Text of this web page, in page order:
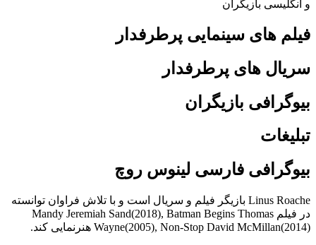
و انگلیسی بازیگران
فیلم های سینمایی پرطرفدار
سریال های پرطرفدار
بیوگرافی بازیگران
تبلیغات
بیوگرافی فارسی لینوس روچ
Linus Roache بازیگر فیلم و سریال است و با تلاش فراوان توانسته
در فیلم Mandy Jeremiah Sand(2018), Batman Begins Thomas
Wayne(2005), Non-Stop David McMillan(2014) هنرنمایی کند.